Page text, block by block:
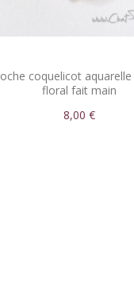
coquelicot
floral fait main
8,00 €